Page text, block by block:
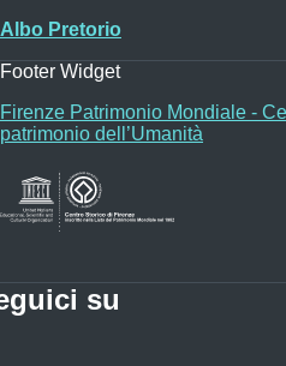
Albo Pretorio
Footer Widget
Firenze Patrimonio Mondiale -
patrimonio dell’Umanità
su